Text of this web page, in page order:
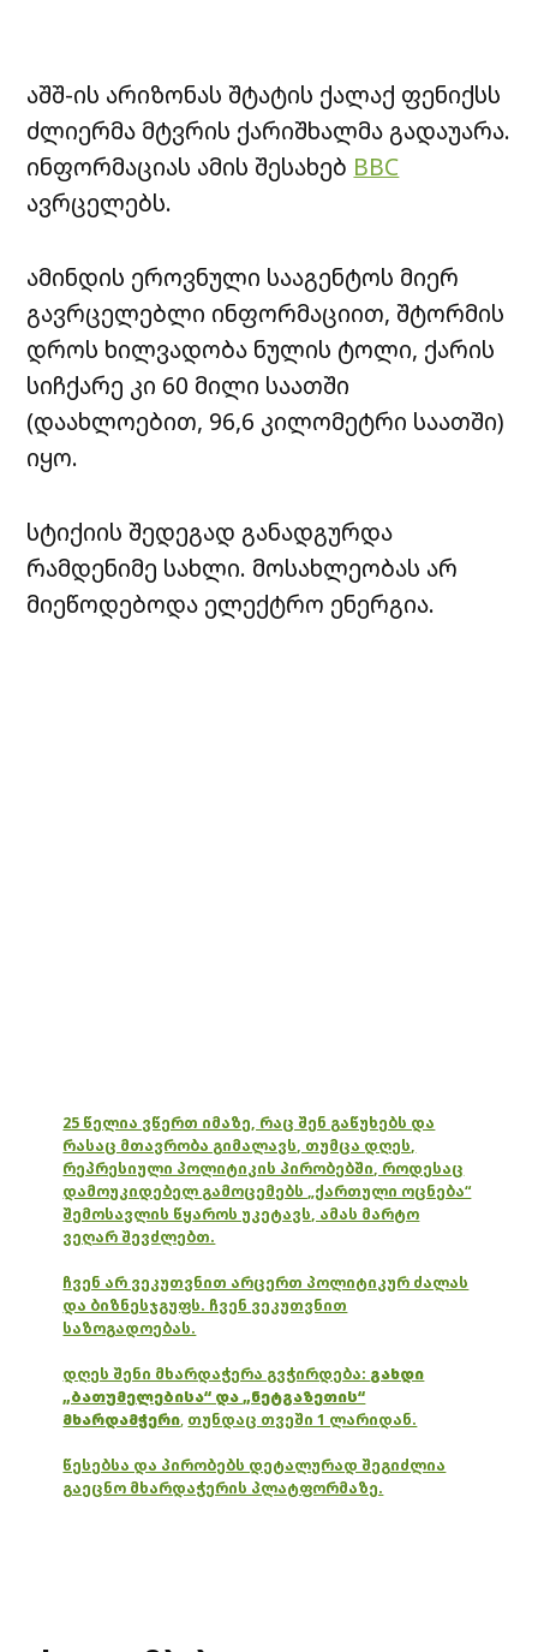
აშშ-ის არიზონას შტატის ქალაქ ფენიქსს
ძლიერმა მტვრის ქარიშხალმა გადაუარა.
ინფორმაციას ამის შესახებ BBC
ავრცელებს.
ამინდის ეროვნული სააგენტოს მიერ
გავრცელებლი ინფორმაციით, შტორმის
დროს ხილვადობა ნულის ტოლი, ქარის
სიჩქარე კი 60 მილი საათში
(დაახლოებით, 96,6 კილომეტრი საათში)
იყო.
სტიქიის შედეგად განადგურდა
რამდენიმე სახლი. მოსახლეობას არ
მიეწოდებოდა ელექტრო ენერგია.
25 წელია ვწერთ იმაზე, რაც შენ გაწუხებს და
რასაც მთავრობა გიმალავს, თუმცა დღეს,
რეპრესიული პოლიტიკის პირობებში, როდესაც
დამოუკიდებელ გამოცემებს „ქართული ოცნება“
შემოსავლის წყაროს უკეტავს, ამას მარტო
ვეღარ შევძლებთ.
ჩვენ არ ვეკუთვნით არცერთ პოლიტიკურ ძალას
და ბიზნესჯგუფს. ჩვენ ვეკუთვნით
საზოგადოებას.
დღეს შენი მხარდაჭერა გვჭირდება: გახდი
„ბათუმელებისა“ და „ნეტგაზეთის“
მხარდამჭერი, თუნდაც თვეში 1 ლარიდან.
წესებსა და პირობებს დეტალურად შეგიძლია
გაეცნო მხარდაჭერის პლატფორმაზე.